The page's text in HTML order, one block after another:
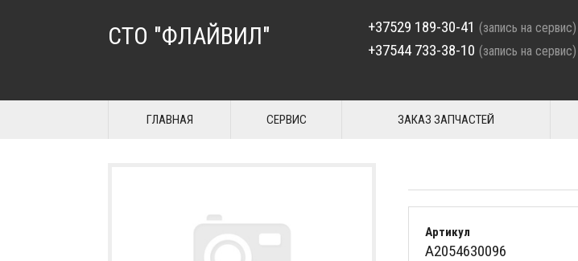
СТО "ФЛАЙВИЛ" +37529 189-30-41 (запись на сервис)
+37544 733-38-10 (запись на сервис)
ГЛАВНАЯ СЕРВИС ЗАКАЗ ЗАПЧАСТЕЙ
Артикул
A2054630096